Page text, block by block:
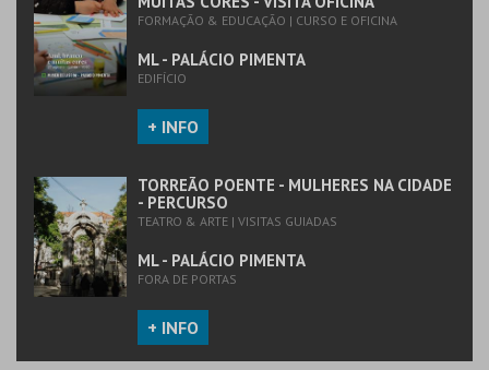
COMPRAR
FORMAÇÃO & EDUCAÇÃO | CURSO E OFICINA
ML - PALÁCIO PIMENTA
EDIFÍCIO
+ INFO
TORREÃO POENTE - MULHERES NA CIDADE
- PERCURSO
TEATRO & ARTE | VISITAS GUIADAS
ML - PALÁCIO PIMENTA
FORA DE PORTAS
+ INFO